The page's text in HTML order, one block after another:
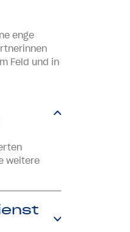
enge
Feld und in
weitere